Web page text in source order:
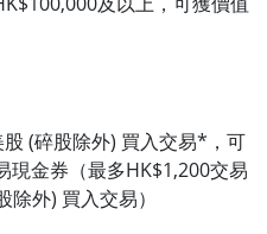
(碎股除外) 買入交易*，可
現金券（最多HK$1,200交易
外) 買入交易）